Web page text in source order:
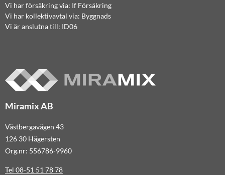
Vi har försäkring via: If Försäkring
Vi har kollektivavtal via: Byggnads
Vi är anslutna till: ID06
Miramix AB
Västbergavägen 43
126 30 Hägersten
Org.nr: 556786-9960
Tel 08-51 51 78 78